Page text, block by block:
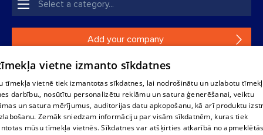
Add your company
If your company is not in our database, please fill in a
Reproduction, or distribution of 1188 database, its parts or the
information contained in the database, or parts of information in
vietne izmanto sīkdatnes
tīmekļa vietnē tiek izmantotas sīkdatnes, lai nodrošinātu un uzlabotu
darbību., nosūtītu personalizētu reklāmu un satura ģenerēšanai, veiktu
un satura mērījumus, auditorijas datu apkopošanu, kā arī produktu
Zemāk sniedzam informāciju par visām sīkdatnēm, kuras tiek
mūsu tīmekļa vietnēs. Sīkdatnes var atšķirties atkarībā no